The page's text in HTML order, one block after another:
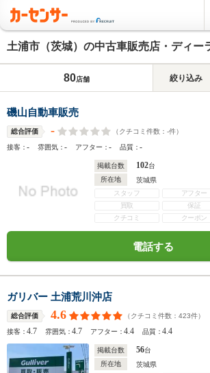
土浦市（茨城）の中古車販売店・ディー
80店舗 絞り込み
磯山自動車販売
総合評価 - （クチコミ件数： -件）
接客：- 雰囲気：- アフター：- 品質：-
掲載台数 102台
所在地
茨城県
スタッフ
アフター
買取
保証
クチコミ
クーポン
電話する
ガリバー 土浦荒川沖店
総合評価 4.6 （クチコミ件数： 423件）
接客：4.7 雰囲気：4.7 アフター：4.4 品質：4.4
掲載台数 56台
所在地
茨城県